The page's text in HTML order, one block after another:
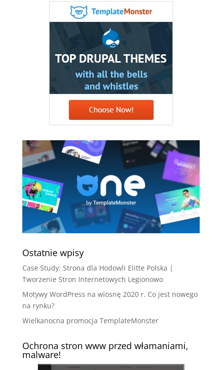
Ostatnie wpisy
Case Study: Strona dla Hodowli Elitte Polska |
Tworzenie Stron Internetowych Legionowo
Motywy WordPress na wiosnę 2020 r. Co jest nowego
na rynku?
Wielkanocna promocja TemplateMonster
Ochrona stron www przed włamaniami,
malware!